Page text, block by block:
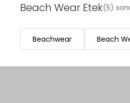
Beach Wear Etek(5)
Beachwear Beach